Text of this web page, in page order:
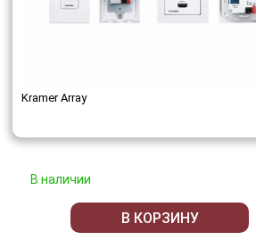
Kramer Array
В наличии
В КОРЗИНУ